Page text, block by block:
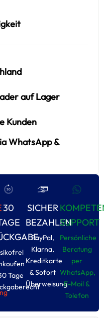
auf Lager
Kunden
WhatsApp &
30
Tage
SICHER
BEZAHLEN
PayPal,
Klarna,
Kreditkarte
& Sofort
Überweisung
SUPPORT
Persönliche
Beratung
per
WhatsApp,
E-Moil &
Tolefon